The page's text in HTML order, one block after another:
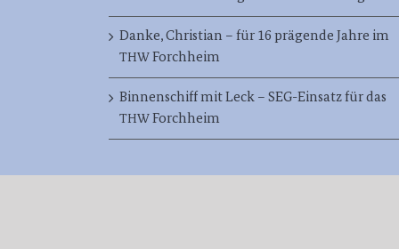
Danke, Christian – für 16 prägende Jahre im
THW Forchheim
Binnenschiff mit Leck – SEG-Einsatz für das
THW Forchheim